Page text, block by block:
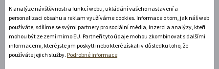
Bílá paní na vdávání
Zábavné představení plné hereckých hvězd na
zámecké open-air scéně v Litomyšli.
K analýze návštěvnosti a funkcí webu, ukládání vašeho nastavení a
personalizaci obsahu a reklam využíváme cookies. Informace o tom, jak náš web
používáte, sdílíme se svými partnery pro sociální média, inzerci a analýzy, kteří
mohou být ze zemí mimo EU. Partneři tyto údaje mohou zkombinovat s dalšími
informacemi, které jste jim poskytli nebo které získali v důsledku toho, že
používáte jejich služby. Podrobné informace